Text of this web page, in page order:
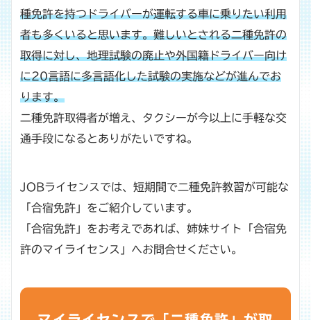
種免許を持つドライバーが運転する車に乗りたい利用
者も多くいると思います。難しいとされる二種免許の
取得に対し、地理試験の廃止や外国籍ドライバー向け
に20言語に多言語化した試験の実施などが進んでお
ります。
二種免許取得者が増え、タクシーが今以上に手軽な交
通手段になるとありがたいですね。
JOBライセンスでは、短期間で二種免許教習が可能な
「合宿免許」をご紹介しています。
「合宿免許」をお考えであれば、姉妹サイト「合宿免
許のマイライセンス」へお問合せください。